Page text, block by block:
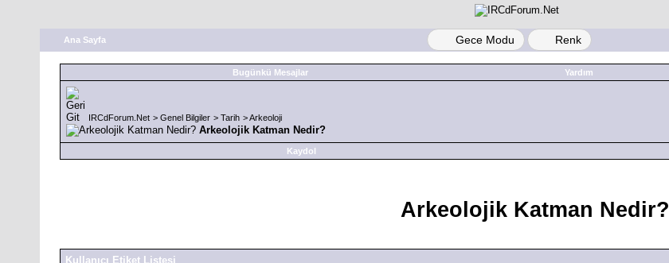
Ana Sayfa Gece Modu Renk
Bugünkü Mesajlar Yardım
IRCdForum.Net > Genel Bilgiler > Tarih >Arkeoloji
Arkeolojik Katman Nedir?
Kaydol
Arkeolojik Katman Nedir?
Kullanıcı Etiket Listesi